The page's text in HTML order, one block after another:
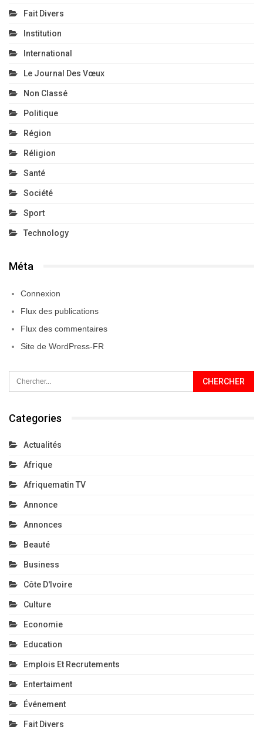
Fait Divers
Institution
International
Le Journal Des Vœux
Non Classé
Politique
Région
Réligion
Santé
Société
Sport
Technology
Méta
Connexion
Flux des publications
Flux des commentaires
Site de WordPress-FR
Categories
Actualités
Afrique
Afriquematin TV
Annonce
Annonces
Beauté
Business
Côte D'Ivoire
Culture
Economie
Education
Emplois Et Recrutements
Entertaiment
Événement
Fait Divers